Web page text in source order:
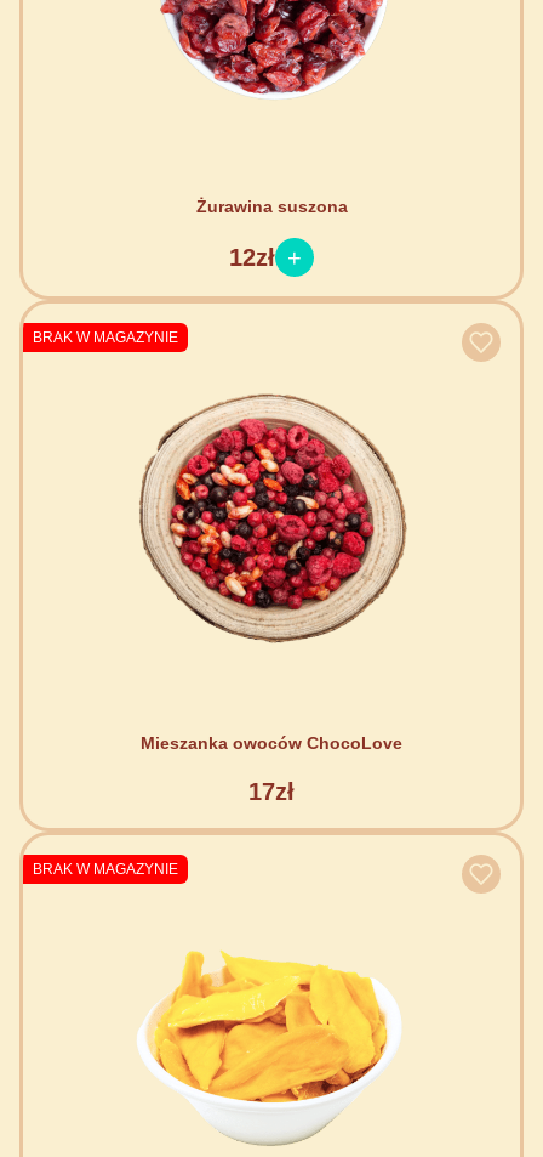
Żurawina suszona
12zł
BRAK W MAGAZYNIE
Mieszanka owoców ChocoLove
17zł
BRAK W MAGAZYNIE